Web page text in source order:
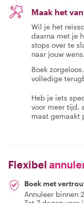
Maak het
Wil je het
daarna met je
stops over te
naar jouw wens.
Boek
volledige
Heb je iets
voor meer tijd,
maat gemaakt
Flexibel
Boek met
Annuleer binnen